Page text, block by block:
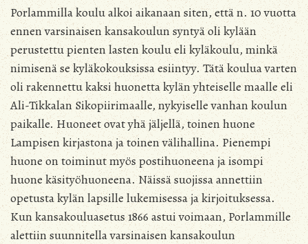
Porlammilla koulu alkoi aikanaan siten, että n. 10 vuotta
ennen varsinaisen kansakoulun syntyä oli kylään
perustettu pienten lasten koulu eli kyläkoulu, minkä
nimisenä se kyläkokouksissa esiintyy. Tätä koulua varten
oli rakennettu kaksi huonetta kylän yhteiselle maalle eli
Ali-Tikkalan Sikopiirimaalle, nykyiselle vanhan koulun
paikalle. Huoneet ovat yhä jäljellä, toinen huone
Lampisen kirjastona ja toinen välihallina. Pienempi
huone on toiminut myös postihuoneena ja isompi
huone käsityöhuoneena. Näissä suojissa annettiin
opetusta kylän lapsille lukemisessa ja kirjoituksessa.
Kun kansakouluasetus 1866 astui voimaan, Porlammille
alettiin suunnitella varsinaisen kansakoulun